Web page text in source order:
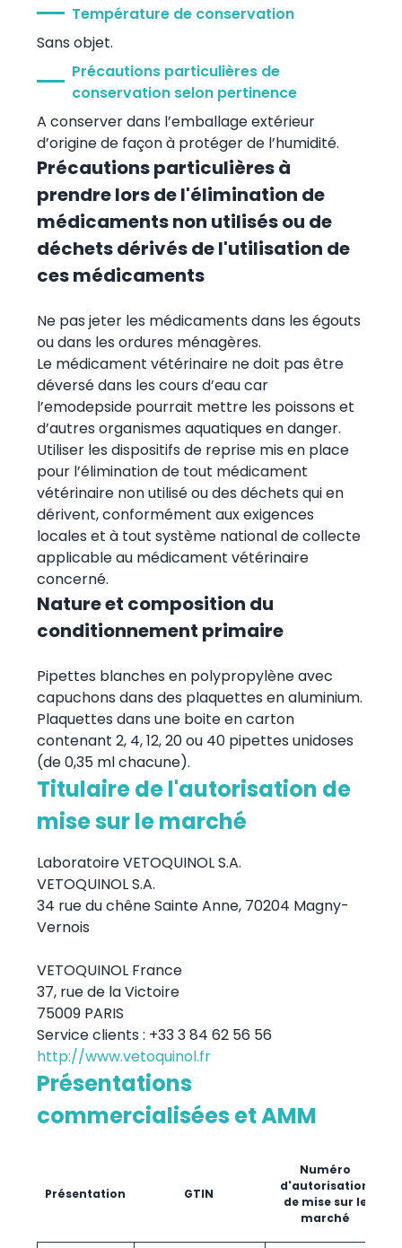
Température de conservation
Sans objet.
Précautions particulières de
conservation selon pertinence
A conserver dans l’emballage extérieur
d’origine de façon à protéger de l’humidité.
Précautions particulières à
prendre lors de l'élimination de
médicaments non utilisés ou de
déchets dérivés de l'utilisation de
ces médicaments
Ne pas jeter les médicaments dans les égouts
ou dans les ordures ménagères.
Le médicament vétérinaire ne doit pas être
déversé dans les cours d’eau car
l’emodepside pourrait mettre les poissons et
d’autres organismes aquatiques en danger.
Utiliser les dispositifs de reprise mis en place
pour l’élimination de tout médicament
vétérinaire non utilisé ou des déchets qui en
dérivent, conformément aux exigences
locales et à tout système national de collecte
applicable au médicament vétérinaire
concerné.
Nature et composition du
conditionnement primaire
Pipettes blanches en polypropylène avec
capuchons dans des plaquettes en aluminium.
Plaquettes dans une boite en carton
contenant 2, 4, 12, 20 ou 40 pipettes unidoses
(de 0,35 ml chacune).
Titulaire de l'autorisation de
mise sur le marché
Laboratoire VETOQUINOL S.A.
VETOQUINOL S.A.
34 rue du chêne Sainte Anne, 70204 Magny-
Vernois
VETOQUINOL France
37, rue de la Victoire
75009 PARIS
Service clients : +33 3 84 62 56 56
http://www.vetoquinol.fr
Présentations
commercialisées et AMM
Présentation GTIN
Numéro
d'autorisation
de mise sur le
marché